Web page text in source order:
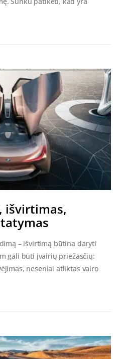
išvirtimas,
– išvirtimą būtina daryti
gali būti įvairių priežasčių:
neseniai atliktas vairo